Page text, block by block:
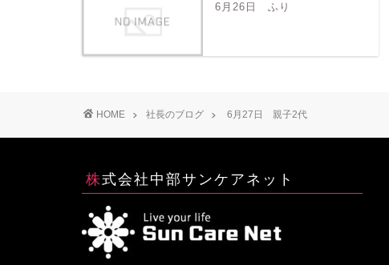
6月26日 ふり
HOME 社長のブログ 6月27日 親子2代
株式会社中部サンケアネット